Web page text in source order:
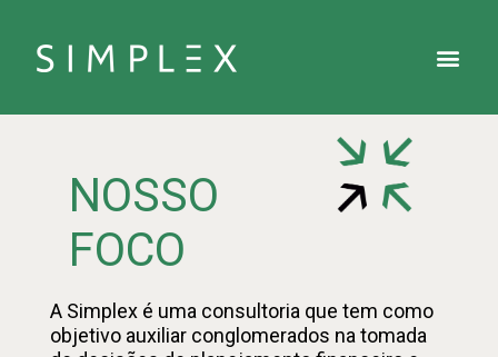
NOSSO
FOCO
A Simplex é uma consultoria que tem como
objetivo auxiliar conglomerados na tomada